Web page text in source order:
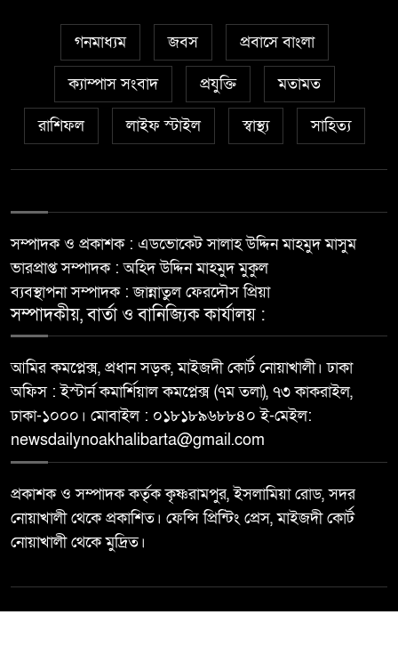
গনমাধ্যম জবস প্রবাসে বাংলা
ক্যাম্পাস সংবাদ প্রযুক্তি মতামত
রাশিফল লাইফ স্টাইল স্বাস্থ্য সাহিত্য
সম্পাদক ও প্রকাশক : এডভোকেট সালাহ উদ্দিন মাহমুদ মাসুম
ভারপ্রাপ্ত সম্পাদক : অহিদ উদ্দিন মাহমুদ মুকুল
ব্যবস্থাপনা সম্পাদক : জান্নাতুল ফেরদৌস প্রিয়া
সম্পাদকীয়, বার্তা ও বানিজ্যিক কার্যালয় :
আমির কমপ্লেক্স, প্রধান সড়ক, মাইজদী কোর্ট নোয়াখালী। ঢাকা
অফিস : ইস্টার্ন কমার্শিয়াল কমপ্লেক্স (৭ম তলা), ৭৩ কাকরাইল,
ঢাকা-১০০০। মোবাইল : ০১৮১৮৯৬৮৮৪০ ই-মেইল:
newsdailynoakhalibarta@gmail.com
প্রকাশক ও সম্পাদক কর্তৃক কৃষ্ণরামপুর, ইসলামিয়া রোড, সদর
নোয়াখালী থেকে প্রকাশিত। ফেন্সি প্রিন্টিং প্রেস, মাইজদী কোর্ট
নোয়াখালী থেকে মুদ্রিত।